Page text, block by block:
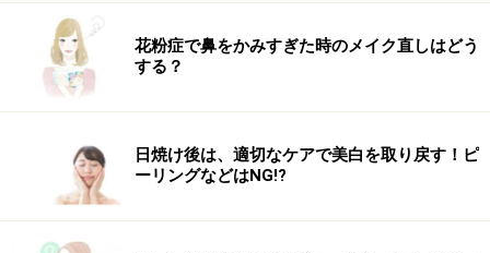
花粉症で鼻をかみすぎた時のメイク直しはどう
する？
日焼け後は、適切なケアで美白を取り戻す！ピ
ーリングなどはNG!?